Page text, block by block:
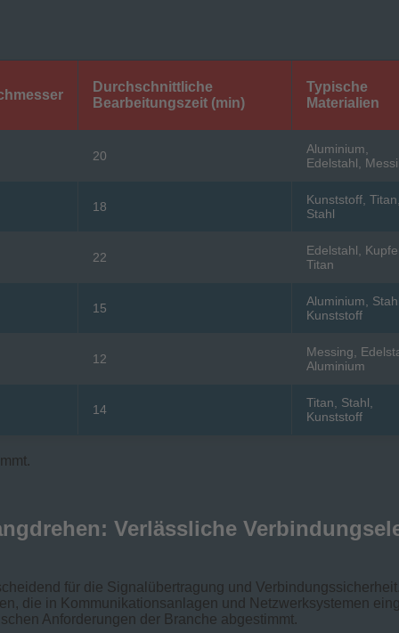
Durchschnittliche
Bearbeitungszeit (min)
Typische
Materialien
20
Aluminium,
Edelstahl,
18
Kunststoff,
Stahl
22
Edelstahl,
Titan
15
Aluminium,
Kunststoff
12
Messing,
Aluminium
14
Titan, Stahl,
Kunststoff
Verlässliche
für die Signalübertragung und
die in Kommunikationsanlagen und Netzwerksystemen
Anforderungen der Branche abgestimmt.